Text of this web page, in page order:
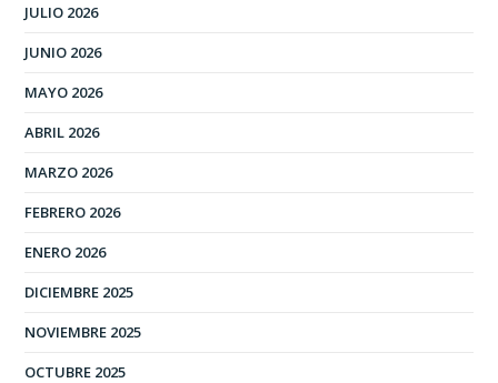
JULIO 2026
JUNIO 2026
MAYO 2026
ABRIL 2026
MARZO 2026
FEBRERO 2026
ENERO 2026
DICIEMBRE 2025
NOVIEMBRE 2025
OCTUBRE 2025